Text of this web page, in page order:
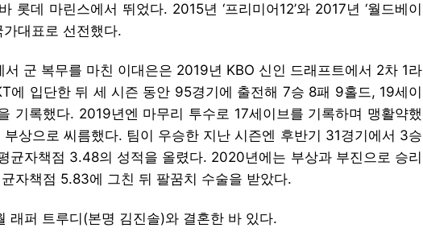
롯데 마린스에서 뛰었다. 2015년 ‘프리미어12’와 2017년 ‘월드베이
가대표로 선전했다.
서 군 복무를 마친 이대은은 2019년 KBO 신인 드래프트에서 2차 1라
에 입단한 뒤 세 시즌 동안 95경기에 출전해 7승 8패 9홀드, 19세이
기록했다. 2019년엔 마무리 투수로 17세이브를 기록하며 맹활약했
상으로 씨름했다. 팀이 우승한 지난 시즌엔 후반기 31경기에서 3승
균자책점 3.48의 성적을 올렸다. 2020년에는 부상과 부진으로 승리
자책점 5.83에 그친 뒤 팔꿈치 수술을 받았다.
래퍼 트루디(본명 김진솔)와 결혼한 바 있다.